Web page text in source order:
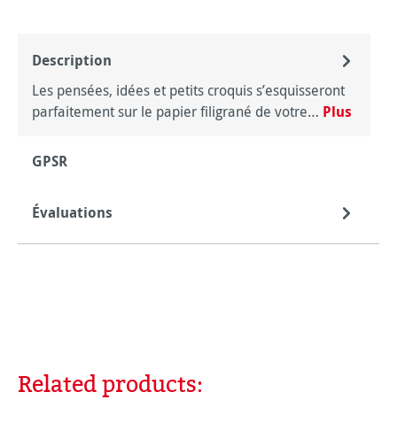
Description
Les pensées, idées et petits croquis s’esquisseront
parfaitement sur le papier filigrané de votre… Plus
GPSR
Évaluations
Ignorer la galerie de produits
Related products: